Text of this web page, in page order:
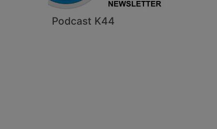
Podcast K44